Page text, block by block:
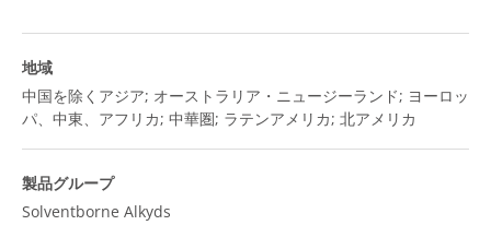
地域
中国を除くアジア; オーストラリア・ニュージーランド; ヨーロッ
パ、中東、アフリカ; 中華圏; ラテンアメリカ; 北アメリカ
製品グループ
Solventborne Alkyds